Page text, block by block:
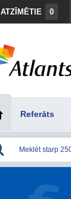
ATZĪMĒTIE 0
Referāts